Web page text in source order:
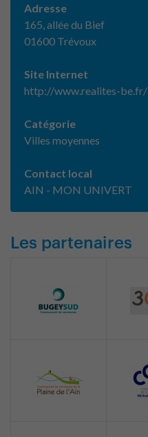
Adresse
165, allée du Bief
01600 Trévoux
Site Internet
http://www.realites-be.fr/
Catégorie
Villes moyennes
Contact local
AIN - MON UNIVERT
Les partenaires